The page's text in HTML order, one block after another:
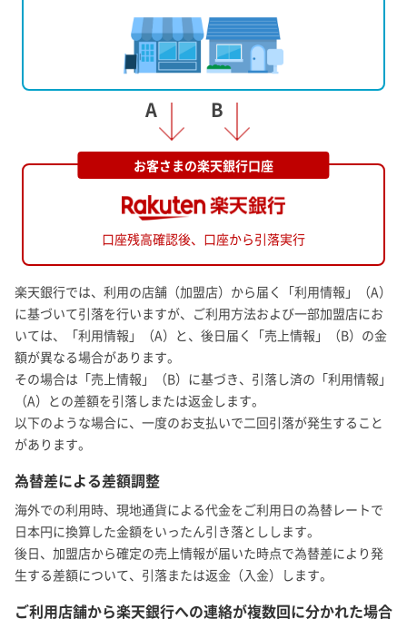
お客さまの楽天銀行口座
口座残高確認後、 口座から引落実行
楽天銀行では、利用の店舗（加盟店）から届く「利用情報」（A）
に基づいて引落を行いますが、ご利用方法および一部加盟店にお
いては、「利用情報」（A）と、後日届く「売上情報」（B）の金
額が異なる場合があります。
その場合は「売上情報」（B）に基づき、引落し済の「利用情報」
（A）との差額を引落しまたは返金します。
以下のような場合に、一度のお支払いで二回引落が発生すること
があります。
為替差による差額調整
海外での利用時、現地通貨による代金をご利用日の為替レートで
日本円に換算した金額をいったん引き落としします。
後日、加盟店から確定の売上情報が届いた時点で為替差により発
生する差額について、引落または返金（入金）します。
ご利用店舗から楽天銀行への連絡が複数回に分かれた場合